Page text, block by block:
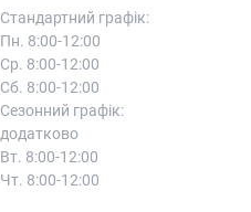
Стандартний графік:
Пн. 8:00-12:00
Ср. 8:00-12:00
Сб. 8:00-12:00
Сезонний графік:
додатково
Вт. 8:00-12:00
Чт. 8:00-12:00